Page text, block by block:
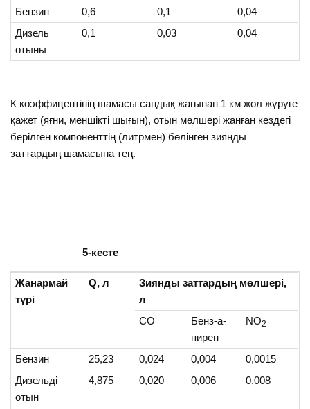
Бензин 0,6 0,1
0,04
Дизель
отыны
0,1 0,03 0,04
К коэффицентінің шамасы сандық жағынан 1 км жол жүруге
қажет (яғни, меншікті шығын), отын мөлшері жанған кездегі
берілген компоненттің (литрмен) бөлінген зиянды
заттардың шамасына тең.
5-кесте
Жанармай
түрі
Q, л
Зиянды заттардың мөлшері,
л
СО
Бенз-а-
пирен
NО2
Бензин 25,23 0,024 0,004
0,0015
Дизельді
отын
4,875 0,020 0,006 0,008